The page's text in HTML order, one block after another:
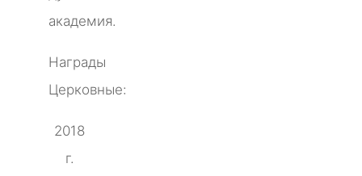
академия.
Награды
Церковные:
2018
г.